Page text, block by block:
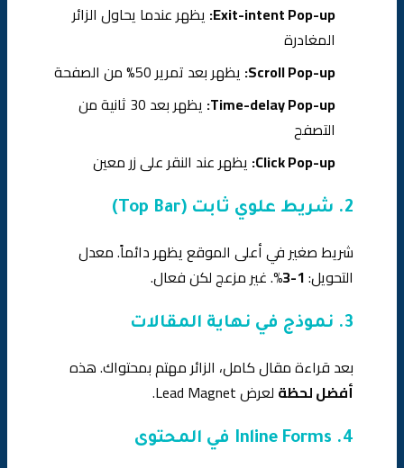
Exit-intent Pop-up: يظهر عندما يحاول الزائر
المغادرة
Scroll Pop-up: يظهر بعد تمرير 50% من الصفحة
Time-delay Pop-up:
يظهر بعد 30 ثانية من
التصفح
Click Pop-up: يظهر عند النقر على زر معين
2. شريط علوي ثابت (Top Bar)
شريط صغير في أعلى الموقع يظهر دائماً. معدل
التحويل:1-3% . غير مزعج لكن فعال.
3. نموذج في نهاية المقالات
بعد قراءة مقال كامل، الزائر مهتم بمحتواك. هذه
أفضل لحظة لعرض Lead Magnet.
4. Inline Forms في المحتوى